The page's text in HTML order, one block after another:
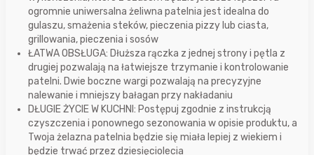
ogromnie uniwersalna żeliwna patelnia jest idealna do
gulaszu, smażenia steków, pieczenia pizzy lub ciasta,
grillowania, pieczenia i sosów
ŁATWA OBSŁUGA: Dłuższa rączka z jednej strony i pętla z
drugiej pozwalają na łatwiejsze trzymanie i kontrolowanie
patelni. Dwie boczne wargi pozwalają na precyzyjne
nalewanie i mniejszy bałagan przy nakładaniu
DŁUGIE ŻYCIE W KUCHNI: Postępuj zgodnie z instrukcją
czyszczenia i ponownego sezonowania w opisie produktu, a
Twoja żelazna patelnia będzie się miała lepiej z wiekiem i
będzie trwać przez dziesięciolecia